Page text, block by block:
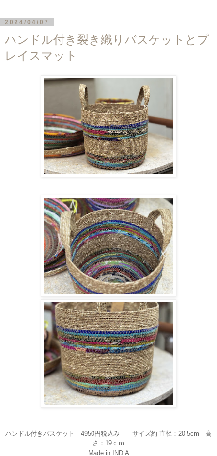
2024/04/07
ハンドル付き裂き織りバスケットとプ
レイスマット
ハンドル付きバスケット 4950円税込み サイズ約 直径：20.5cm 高
さ：19ｃｍ
Made in INDIA